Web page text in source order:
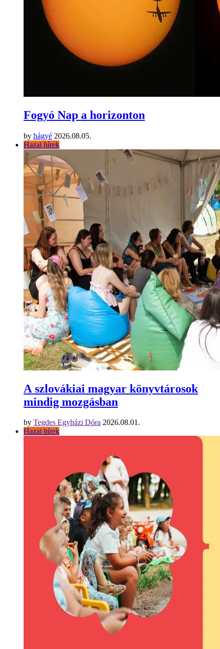
Fogyó Nap a horizonton
by hágyé 2026.08.05.
Hazai hírek
A szlovákiai magyar könyvtárosok
mindig mozgásban
by Tegdes Egyházi Dóra 2026.08.01.
Hazai hírek